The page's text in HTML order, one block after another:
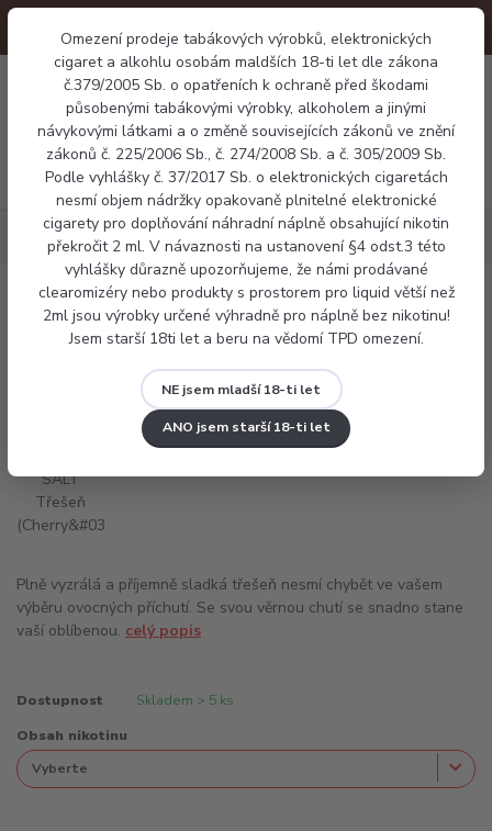
Omezení prodeje tabákových výrobků, elektronických
cigaret a alkohlu osobám maldších 18-ti let dle zákona
č.379/2005 Sb. o opatřeních k ochraně před škodami
působenými tabákovými výrobky, alkoholem a jinými
návykovými látkami a o změně souvisejících zákonů ve znění
zákonů č. 225/2006 Sb., č. 274/2008 Sb. a č. 305/2009 Sb.
Podle vyhlášky č. 37/2017 Sb. o elektronických cigaretách
nesmí objem nádržky opakovaně plnitelné elektronické
cigarety pro doplňování náhradní náplně obsahující nikotin
překročit 2 ml. V návaznosti na ustanovení §4 odst.3 této
vyhlášky důrazně upozorňujeme, že námi prodávané
clearomizéry nebo produkty s prostorem pro liquid větší než
2ml jsou výrobky určené výhradně pro náplně bez nikotinu!
Jsem starší 18ti let a beru na vědomí TPD omezení.
NE jsem mladší 18-ti let
ANO jsem starší 18-ti let
Menu
0 Kč
Náplně Dreamix SALT Třešeň (Cherry'S) 10ml
Dreamix SALT Třešeň (Cherry'S) 10ml
Plně vyzrálá a příjemně sladká třešeň nesmí chybět ve vašem
výběru ovocných příchutí. Se svou věrnou chutí se snadno stane
vaší oblíbenou. celý popis
Dostupnost Skladem > 5 ks
Obsah nikotinu